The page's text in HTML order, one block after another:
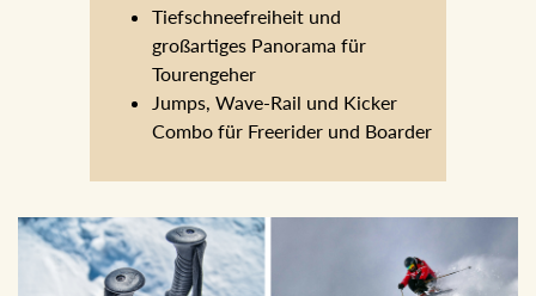
großartiges Panorama für
Tourengeher
Jumps, Wave-Rail und Kicker
Combo für Freerider und Boarder